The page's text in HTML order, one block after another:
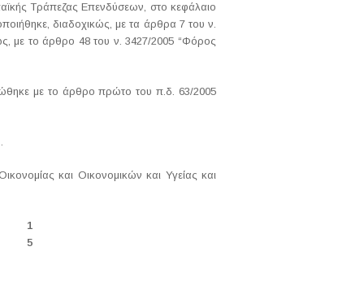
Τράπεζας Επενδύσεων, στο κεφάλαιο
διαδοχικώς, με τα άρθρα 7 του ν.
με το άρθρο 48 του ν. 3427/2005 “Φόρος
με το άρθρο πρώτο του π.δ. 63/2005
και Οικονομικών και Υγείας και
1
5